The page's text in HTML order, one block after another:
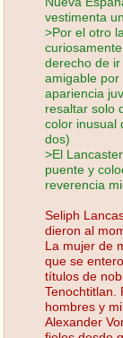
vestimenta
>Por el otro
derecho de
amigable por
apariencia
resaltar solo
color inusual
dos)
>El
puente y
reverencia
Seliph
dieron al
La mujer de
que se
títulos de
Tenochtitlan.
hombres y
Alexander